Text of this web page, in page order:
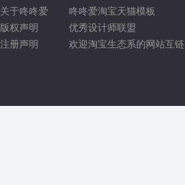
关于咚咚爱
版权声明
注册声明
咚咚爱淘宝天猫模板
优秀设计师联盟
欢迎淘宝生态系的网站互链